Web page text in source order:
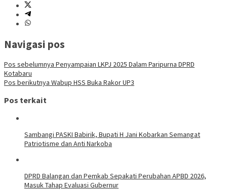
Navigasi pos
Pos sebelumnya Penyampaian LKPJ 2025 Dalam Paripurna DPRD
Kotabaru
Pos berikutnya Wabup HSS Buka Rakor UP3
Pos terkait
Sambangi PASKI Babirik, Bupati H Jani Kobarkan Semangat
Patriotisme dan Anti Narkoba
DPRD Balangan dan Pemkab Sepakati Perubahan APBD 2026,
Masuk Tahap Evaluasi Gubernur